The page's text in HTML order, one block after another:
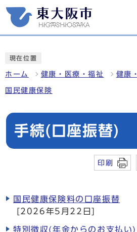
現在位置
ホーム 健康・医療・福祉 健康
国民健康保険
手続(口座振替)
印刷
国民健康保険料の口座振替
[2026年5月22日]
特別徴収(年金からのお支払い